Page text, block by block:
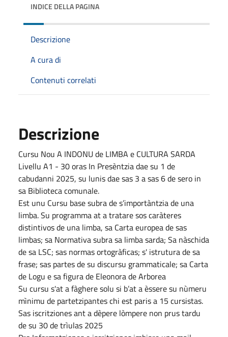
INDICE DELLA PAGINA
Descrizione
A cura di
Contenuti correlati
Descrizione
Cursu Nou A INDONU de LIMBA e CULTURA SARDA
Livellu A1 - 30 oras In Presèntzia dae su 1 de
cabudanni 2025, su lunis dae sas 3 a sas 6 de sero in
sa Biblioteca comunale.
Est unu Cursu base subra de s’importàntzia de una
limba. Su programma at a tratare sos caràteres
distintivos de una limba, sa Carta europea de sas
limbas; sa Normativa subra sa limba sarda; Sa nàschida
de sa LSC; sas normas ortogràficas; s' istrutura de sa
frase; sas partes de su discursu grammaticale; sa Carta
de Logu e sa figura de Eleonora de Arborea
Su cursu s'at a fàghere solu si b’at a èssere su nùmeru
mìnimu de partetzipantes chi est paris a 15 cursistas.
Sas iscritziones ant a dèpere lòmpere non prus tardu
de su 30 de trìulas 2025